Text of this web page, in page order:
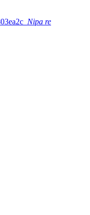
Nipa re